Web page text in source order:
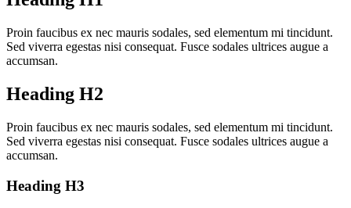
Proin faucibus ex nec mauris sodales, sed elementum mi tincidunt.
Sed viverra egestas nisi consequat. Fusce sodales ultrices augue a
accumsan.
Heading H2
Proin faucibus ex nec mauris sodales, sed elementum mi tincidunt.
Sed viverra egestas nisi consequat. Fusce sodales ultrices augue a
accumsan.
Heading H3